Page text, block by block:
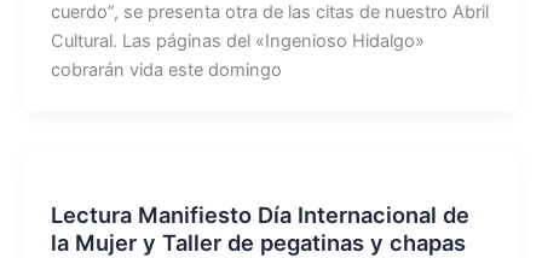
cuerdo”, se presenta otra de las citas de nuestro Abril
Cultural. Las páginas del «Ingenioso Hidalgo»
cobrarán vida este domingo
Lectura Manifiesto Día Internacional de
la Mujer y Taller de pegatinas y chapas